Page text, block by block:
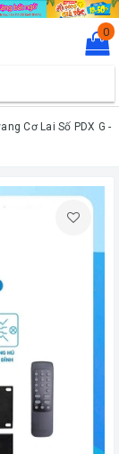
0
Cơ Lai Số PDX G -